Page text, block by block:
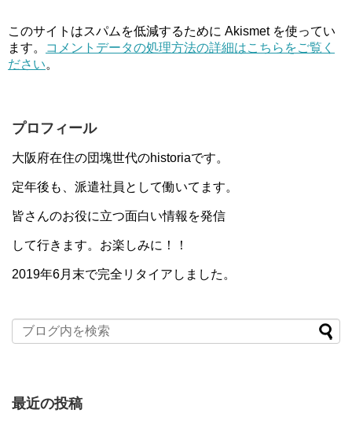
このサイトはスパムを低減するために Akismet を使ってい
ます。
コメントデータの処理方法の詳細はこちらをご覧く
ださい。
プロフィール
大阪府在住の団塊世代のhistoriaです。
定年後も、派遣社員として働いてます。
皆さんのお役に立つ面白い情報を発信
して行きます。お楽しみに！！
2019年6月末で完全リタイアしました。
最近の投稿